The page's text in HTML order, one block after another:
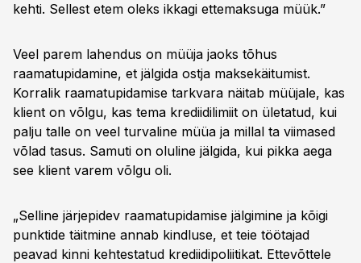
kehti. Sellest etem oleks ikkagi ettemaksuga müük.”
Veel parem lahendus on müüja jaoks tõhus
raamatupidamine, et jälgida ostja maksekäitumist.
Korralik raamatupidamise tarkvara näitab müüjale, kas
klient on võlgu, kas tema krediidilimiit on ületatud, kui
palju talle on veel turvaline müüa ja millal ta viimased
võlad tasus. Samuti on oluline jälgida, kui pikka aega
see klient varem võlgu oli.
„Selline järjepidev raamatupidamise jälgimine ja kõigi
punktide täitmine annab kindluse, et teie töötajad
peavad kinni kehtestatud krediidipoliitikat. Ettevõttele